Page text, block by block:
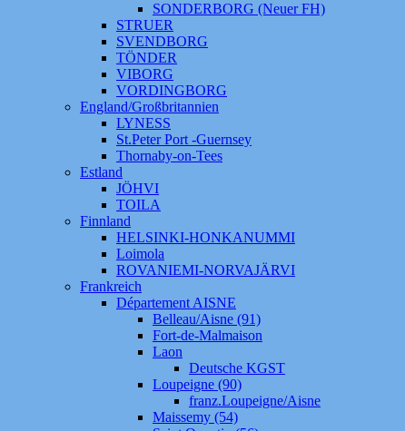
SONDERBORG (Neuer FH)
STRUER
SVENDBORG
TÖNDER
VIBORG
VORDINGBORG
England/Großbritannien
LYNESS
St.Peter Port -Guernsey
Thornaby-on-Tees
Estland
JÖHVI
TOILA
Finnland
HELSINKI-HONKANUMMI
Loimola
ROVANIEMI-NORVAJÄRVI
Frankreich
Département AISNE
Belleau/Aisne (91)
Fort-de-Malmaison
Laon
Deutsche KGST
Loupeigne (90)
franz.Loupeigne/Aisne
Maissemy (54)